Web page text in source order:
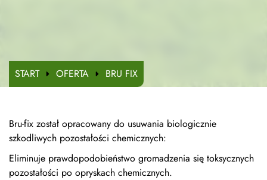
START OFERTA BRU FIX
Bru-fix został opracowany do usuwania biologicznie
szkodliwych pozostałości chemicznych:
Eliminuje prawdopodobieństwo gromadzenia się toksycznych
pozostałości po opryskach chemicznych.